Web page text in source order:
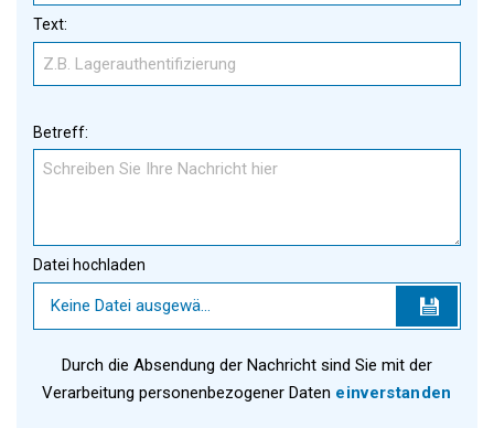
Text:
Betreff:
Datei hochladen
Keine Datei ausgewählt
Durch die Absendung der Nachricht sind Sie mit der
Verarbeitung personenbezogener Daten einverstanden